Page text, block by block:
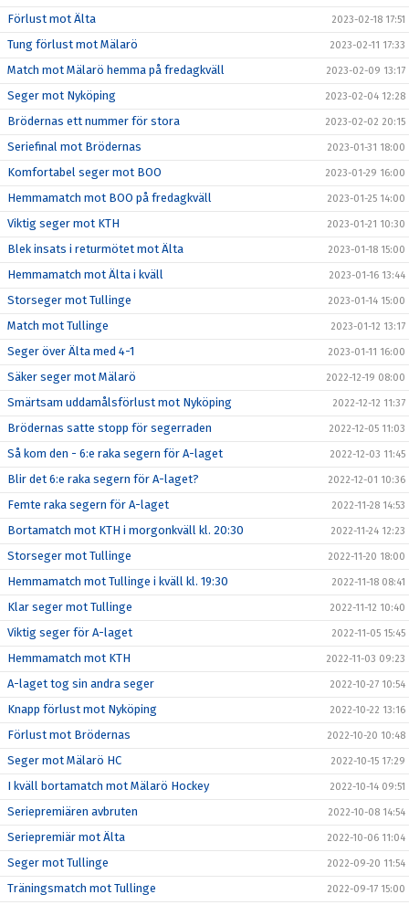
Förlust mot Älta 2023-02-18 17:51
Tung förlust mot Mälarö 2023-02-11 17:33
Match mot Mälarö hemma på fredagkväll 2023-02-09 13:17
Seger mot Nyköping 2023-02-04 12:28
Brödernas ett nummer för stora 2023-02-02 20:15
Seriefinal mot Brödernas 2023-01-31 18:00
Komfortabel seger mot BOO 2023-01-29 16:00
Hemmamatch mot BOO på fredagkväll 2023-01-25 14:00
Viktig seger mot KTH 2023-01-21 10:30
Blek insats i returmötet mot Älta 2023-01-18 15:00
Hemmamatch mot Älta i kväll 2023-01-16 13:44
Storseger mot Tullinge 2023-01-14 15:00
Match mot Tullinge 2023-01-12 13:17
Seger över Älta med 4-1 2023-01-11 16:00
Säker seger mot Mälarö 2022-12-19 08:00
Smärtsam uddamålsförlust mot Nyköping 2022-12-12 11:37
Brödernas satte stopp för segerraden 2022-12-05 11:03
Så kom den - 6:e raka segern för A-laget 2022-12-03 11:45
Blir det 6:e raka segern för A-laget? 2022-12-01 10:36
Femte raka segern för A-laget 2022-11-28 14:53
Bortamatch mot KTH i morgonkväll kl. 20:30 2022-11-24 12:23
Storseger mot Tullinge 2022-11-20 18:00
Hemmamatch mot Tullinge i kväll kl. 19:30 2022-11-18 08:41
Klar seger mot Tullinge 2022-11-12 10:40
Viktig seger för A-laget 2022-11-05 15:45
Hemmamatch mot KTH 2022-11-03 09:23
A-laget tog sin andra seger 2022-10-27 10:54
Knapp förlust mot Nyköping 2022-10-22 13:16
Förlust mot Brödernas 2022-10-20 10:48
Seger mot Mälarö HC 2022-10-15 17:29
I kväll bortamatch mot Mälarö Hockey 2022-10-14 09:51
Seriepremiären avbruten 2022-10-08 14:54
Seriepremiär mot Älta 2022-10-06 11:04
Seger mot Tullinge 2022-09-20 11:54
Träningsmatch mot Tullinge 2022-09-17 15:00